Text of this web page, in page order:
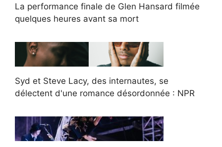
La performance finale de Glen Hansard filmée
quelques heures avant sa mort
Syd et Steve Lacy, des internautes, se
délectent d'une romance désordonnée : NPR